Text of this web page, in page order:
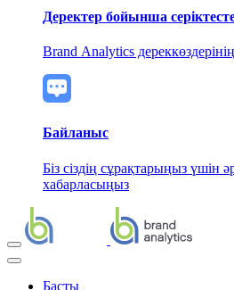
Деректер бойынша
Brand Analytics дереккөздерінің
Байланыс
Біз сіздің сұрақтарыңыз үшін
хабарласыңыз
Басты